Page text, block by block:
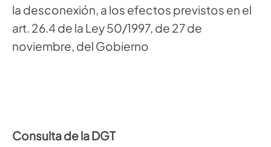
la desconexión, a los efectos previstos en el
art. 26.4 de la Ley 50/1997, de 27 de
noviembre, del Gobierno
Consulta de la DGT